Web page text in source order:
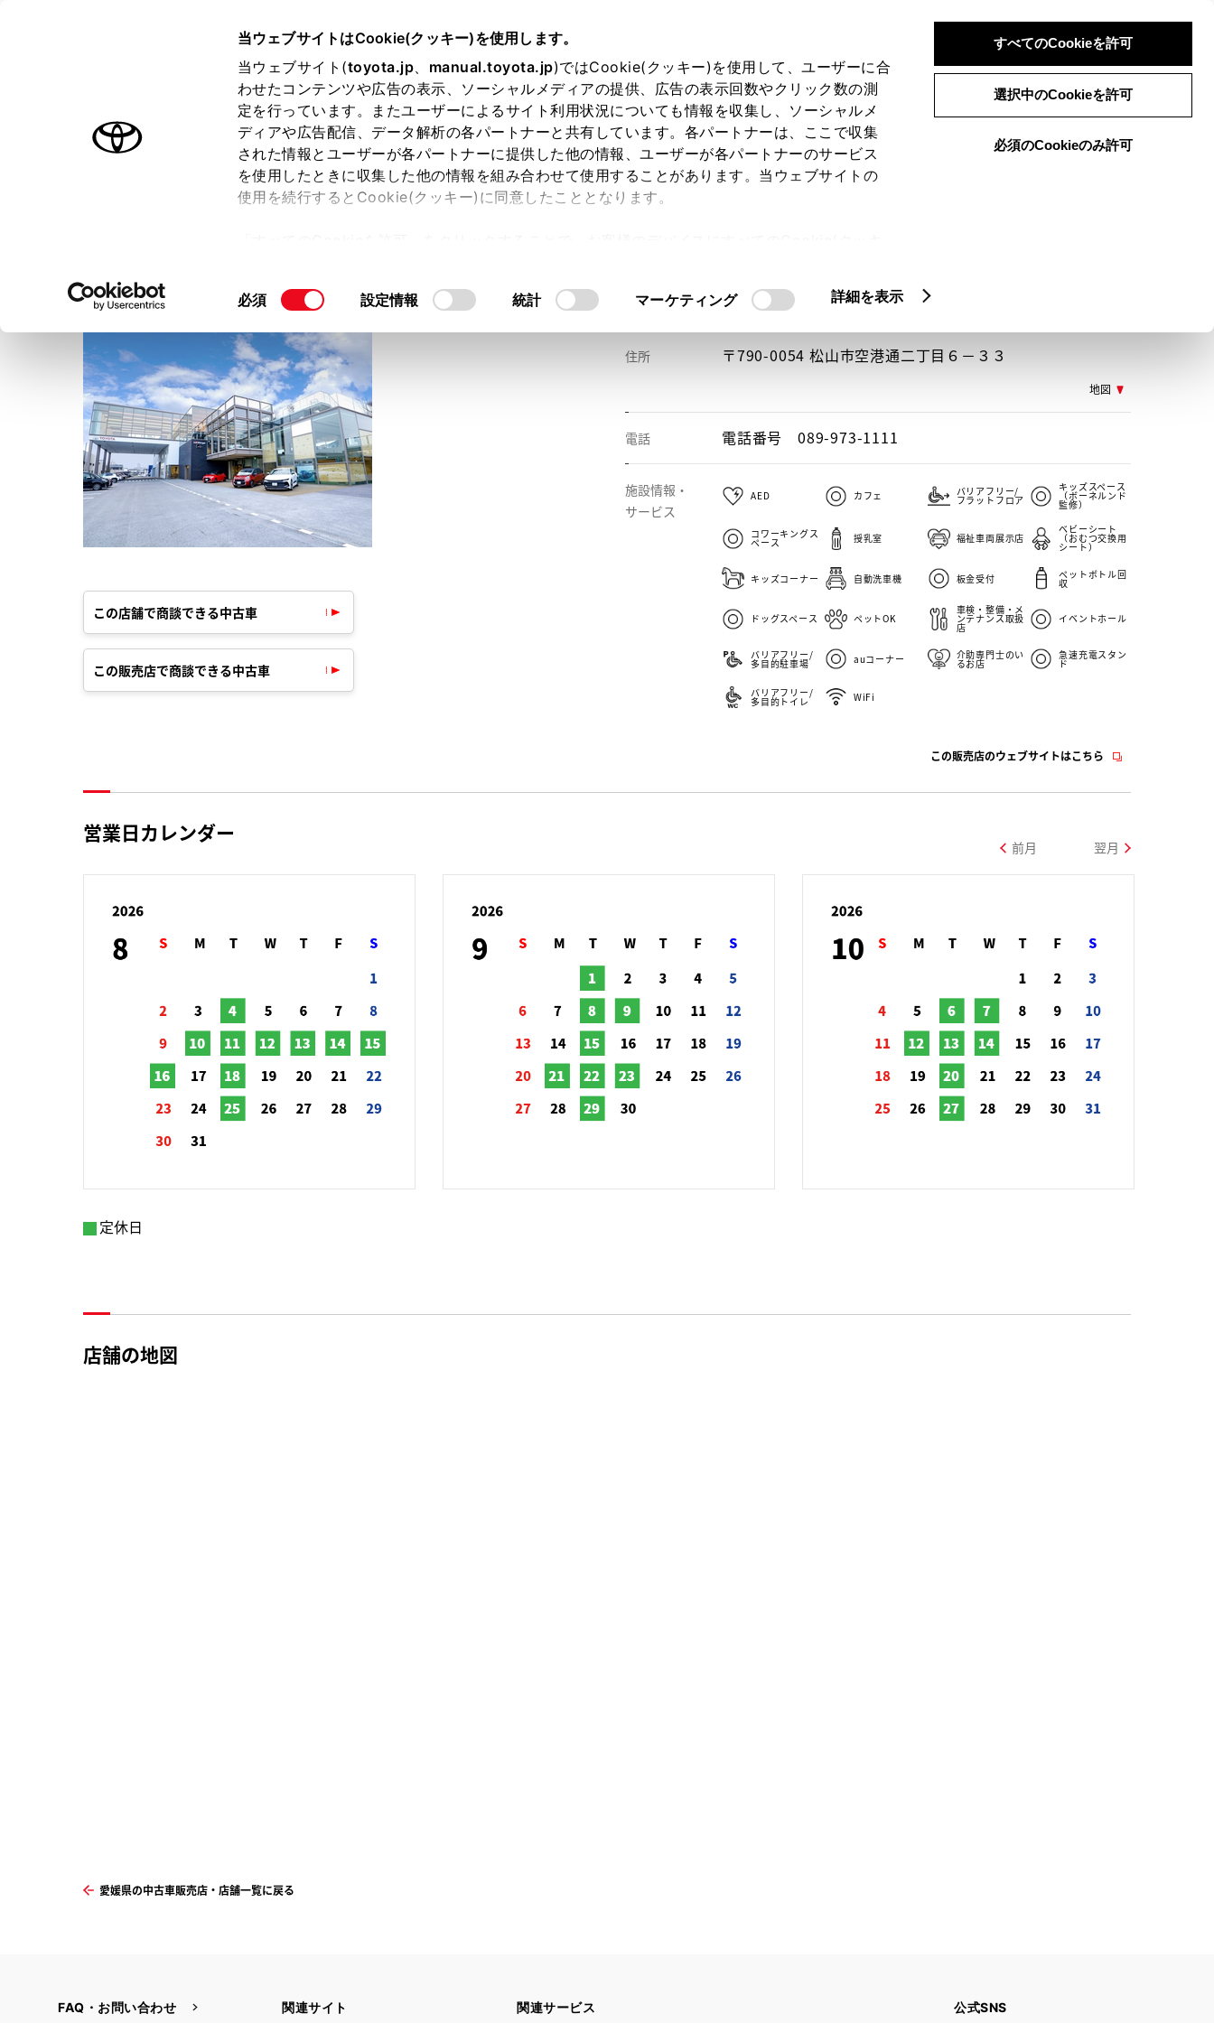
当ウェブサイトはCookie(クッキー)を使用します。
当ウェブサイト(toyota.jp、 manual.toyota.jp)ではCookie(クッキー)を使用して、ユーザーに合
わせたコンテンツや広告の表示、ソーシャルメディアの提供、広告の表示回数やクリック数の測
定を行っています。またユーザーによるサイト利用状況についても情報を収集し、ソーシャルメ
ディアや広告配信、データ解析の各パートナーと共有しています。各パートナーは、ここで収集
された情報とユーザーが各パートナーに提供した他の情報、ユーザーが各パートナーのサービス
を使用したときに収集した他の情報を組み合わせて使用することがあります。当ウェブサイトの
使用を続行するとCookie(クッキー)に同意したこととなります。
て」をご覧ください。
同
の
選
択
必須 設定情報 統計 マーケティング 詳細を表示
すべてのCookieを許可
選択中のCookieを許可
必須のCookieのみ許可
ログイン 検索 メニュー
オーナーサポート トピックス
トヨタ認定中古車 メニュー
トヨタ認定中古車の魅力 3つの買い方 オンライン購入 お気に入り
だんだんPARK
この店舗で商談できる中古車
この販売店で商談できる中古車
住所 〒790-0054 松山市空港通二丁目６－３３
地図
電話 電話番号 089-973-1111
施設情報・
サービス
AED カフェ バリアフリー/
フラットフロア
キッズスペース
（ボーネルンド
監修）
コワーキングス
ペース 授乳室 福祉車両展示店
ベビーシート
（おむつ交換用
シート）
キッズコーナー 自動洗車機 板金受付 ペットボトル回
収
ドッグスペース ペットOK
車検・整備・メ
ンテナンス取扱
店
イベントホール
バリアフリー/
多目的駐車場 auコーナー 介助専門士のい
るお店
急速充電スタン
ド
バリアフリー/
多目的トイレ WiFi
この販売店のウェブサイトはこちら
営業日カレンダー
前月 翌月
定休日
店舗の地図
愛媛県の中古車販売店・店舗一覧に戻る
FAQ・お問い合わせ 関連サイト 関連サービス 公式SNS